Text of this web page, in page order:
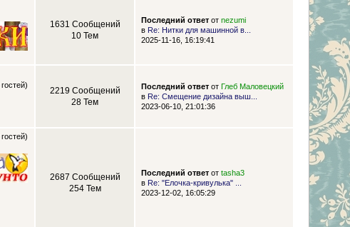
1631 Сообщений
10 Тем
Последний ответот nezumi
в Re: Нитки для машинной в...
2025-11-16, 16:19:41
гостей)
2219 Сообщений
28 Тем
Последний ответот Глеб Маловецкий
в Re: Смещение дизайна выш...
2023-06-10, 21:01:36
гостей)
2687 Сообщений
254 Тем
Последний ответот tasha3
в Re: "Елочка-кривулька" ...
2023-12-02, 16:05:29